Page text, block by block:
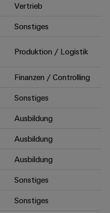
Vertrieb
Sonstiges
Produktion / Logistik
Finanzen / Controlling
Sonstiges
Ausbildung
Ausbildung
Ausbildung
Sonstiges
Sonstiges